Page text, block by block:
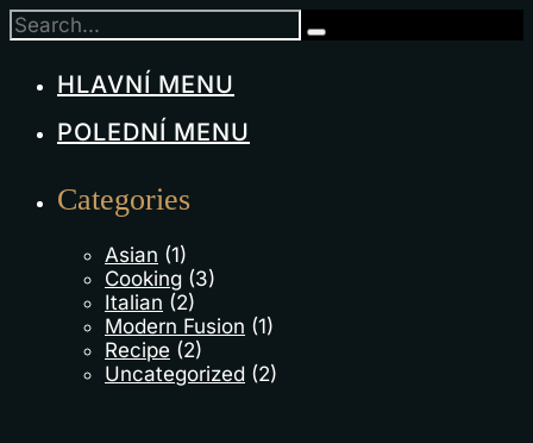
HLAVNÍ MENU
POLEDNÍ MENU
Categories
Asian (1)
Cooking (3)
Italian (2)
Modern Fusion (1)
Recipe (2)
Uncategorized (2)